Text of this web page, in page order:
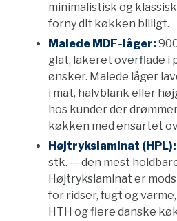
minimalistisk og
forny dit køkken billigt.
Malede MDF-låger:
glat, lakeret overflade i
ønsker. Malede låger
i mat, halvblank eller
hos kunder der
køkken med ensartet
Højtrykslaminat (HPL):
stk. — den mest
Højtrykslaminat er
for ridser, fugt og
HTH og flere danske